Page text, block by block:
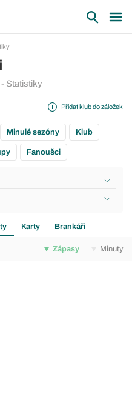
Statistiky
Přidat klub do záložek
Minulé sezóny Klub
Fanoušci
Karty Brankáři
Zápasy Minuty